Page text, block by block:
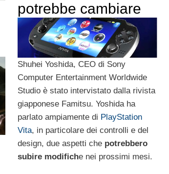
potrebbe cambiare
Shuhei Yoshida, CEO di Sony
Computer Entertainment Worldwide
Studio è stato intervistato dalla rivista
giapponese Famitsu. Yoshida ha
parlato ampiamente di PlayStation
Vita, in particolare dei controlli e del
design, due aspetti che potrebbero
subire modifiche nei prossimi mesi.